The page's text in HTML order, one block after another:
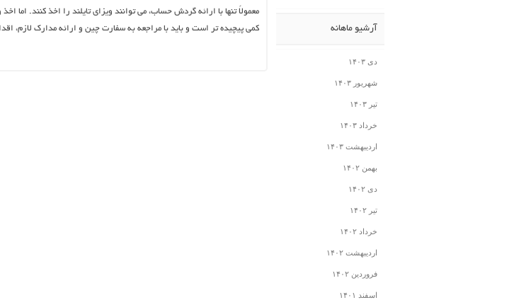
معمولاً تنها با ارائه گردش حساب، می ‌توانند ویزای تایلند را اخذ کنند. اما
کمی پیچیده ‌تر است و باید با مراجعه به سفارت چین و ارائه مدارک لازم،
آرشیو ماهانه
دی ۱۴۰۳
شهریور ۱۴۰۳
تیر ۱۴۰۳
خرداد ۱۴۰۳
اردیبهشت ۱۴۰۳
بهمن ۱۴۰۲
دی ۱۴۰۲
تیر ۱۴۰۲
خرداد ۱۴۰۲
اردیبهشت ۱۴۰۲
فروردین ۱۴۰۲
اسفند ۱۴۰۱